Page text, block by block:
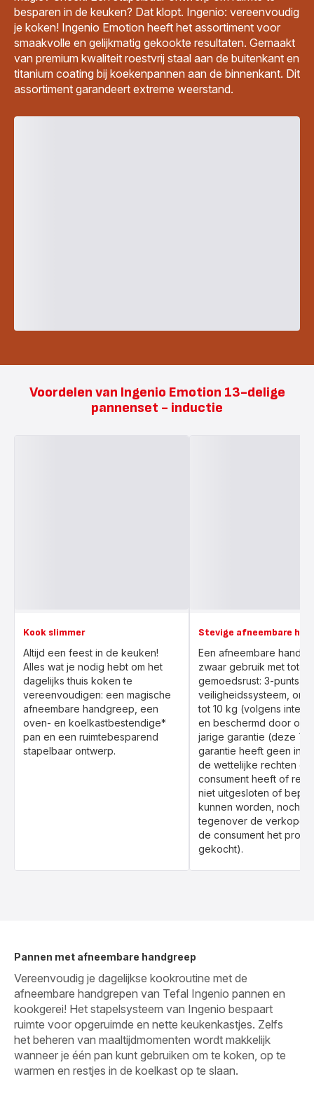
besparen in de keuken? Dat klopt. Ingenio: vereenvoudig
je koken! Ingenio Emotion heeft het assortiment voor
smaakvolle en gelijkmatig gekookte resultaten. Gemaakt
van premium kwaliteit roestvrij staal aan de buitenkant en
titanium coating bij koekenpannen aan de binnenkant. Dit
assortiment garandeert extreme weerstand.
Voordelen van Ingenio Emotion 13-delige
pannenset - inductie
Kook slimmer
Altijd een feest in de keuken!
Alles wat je nodig hebt om het
dagelijks thuis koken te
vereenvoudigen: een magische
afneembare handgreep, een
oven- en koelkastbestendige*
pan en een ruimtebesparend
stapelbaar ontwerp.
Stevige afneembare
Een afneembare
zwaar gebruik met totale
gemoedsrust: 3-punts
veiligheidssysteem,
tot 10 kg (volgens
en beschermd door
jarige garantie (deze
garantie heeft geen
de wettelijke rechten
consument heeft of
niet uitgesloten of
kunnen worden, noch
tegenover de verkoper
de consument het
gekocht).
Pannen met afneembare handgreep
Vereenvoudig je dagelijkse kookroutine met de
afneembare handgrepen van Tefal Ingenio pannen en
kookgerei! Het stapelsysteem van Ingenio bespaart
ruimte voor opgeruimde en nette keukenkastjes. Zelfs
het beheren van maaltijdmomenten wordt makkelijk
wanneer je één pan kunt gebruiken om te koken, op te
warmen en restjes in de koelkast op te slaan. ​